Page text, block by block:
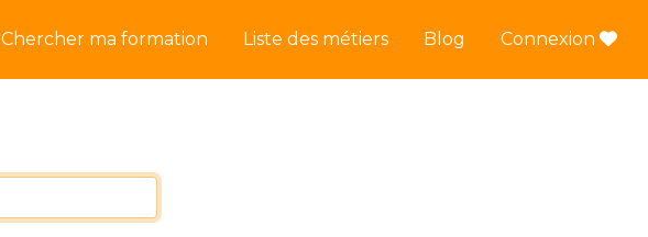
Chercher ma formation Liste des métiers Blog Connexion